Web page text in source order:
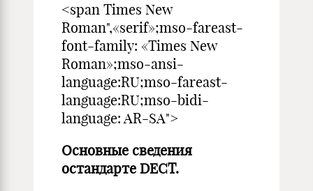
<span Times New
Roman",«serif»;mso-fareast-
font-family: «Times New
Roman»;mso-ansi-
language:RU;mso-fareast-
language:RU;mso-bidi-
language: AR-SA">
Основные сведения
остандарте DECT.